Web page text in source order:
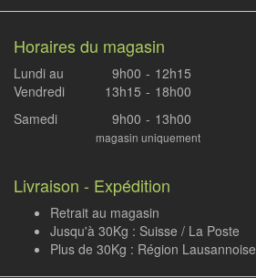
Horaires du magasin
Lundi au
Vendredi
9h00
13h15
-
-
12h15
18h00
Samedi
9h00 - 13h00
magasin uniquement
Livraison - Expédition
Retrait au magasin
Jusqu'à 30Kg : Suisse / La Poste
Plus de 30Kg : Région Lausannoise